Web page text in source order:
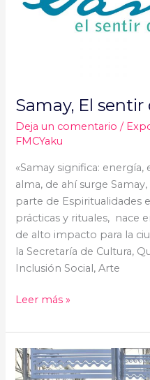
Samay, El sentir
Deja un comentario /
FMCYaku
«Samay significa: energía,
alma, de ahí surge
parte de Espiritualidades
prácticas y rituales, nace
de alto impacto para la
la Secretaría de Cultura,
Inclusión Social, Arte
aguas
Leer más »
Sala
Introductoria